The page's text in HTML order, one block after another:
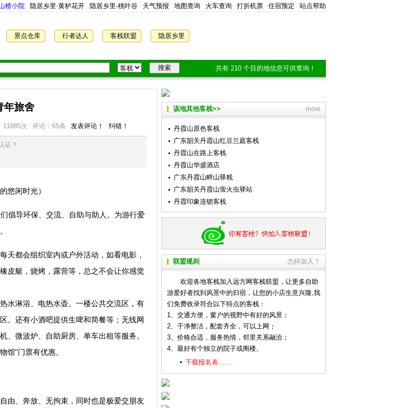
楂小院 隐居乡里·黄栌花开 隐居乡里·桃叶谷 天气预报 地图查询 火车查询 打折机票 住宿预定 站点帮助
景点仓库 行者达人 客栈联盟 隐居乡里
共有 210 个目的地信息可供查询！
年旅舍
11885次 评论：65条 发表评论！ 纠错！
证？
悠闲时光）
导环保、交流、自助与助人。为游行爱
都会组织室内或户外活动，如看电影，
皮艇，烧烤，露营等，总之不会让你感觉
淋浴、电热水壶。一楼公共交流区，有
。还有小酒吧提供生啤和简餐等；无线网
、微波炉、自助厨房、单车出租等服务。
"门票有优惠。
、奔放、无拘束，同时也是极爱交朋友
more
该地其他客栈>>
丹霞山原色客栈
广东韶关丹霞山红豆兰庭客栈
丹霞山在路上客栈
丹霞山华盛酒店
广东丹霞山畔山驿栈
广东韶关丹霞山萤火虫驿站
丹霞印象连锁客栈
怎样加入？
联盟规则
欢迎各地客栈加入远方网客栈联盟，让更多自助
游爱好者找到风景中的归宿，让您的小店生意兴隆,我
们免费收录符合以下特点的客栈：
1、交通方便，窗户的视野中有好的风景；
2、干净整洁，配套齐全，可以上网；
3、价格合适，服务热情，邻里关系融洽；
4、最好有个独立的院子或阁楼。
下载报名表……